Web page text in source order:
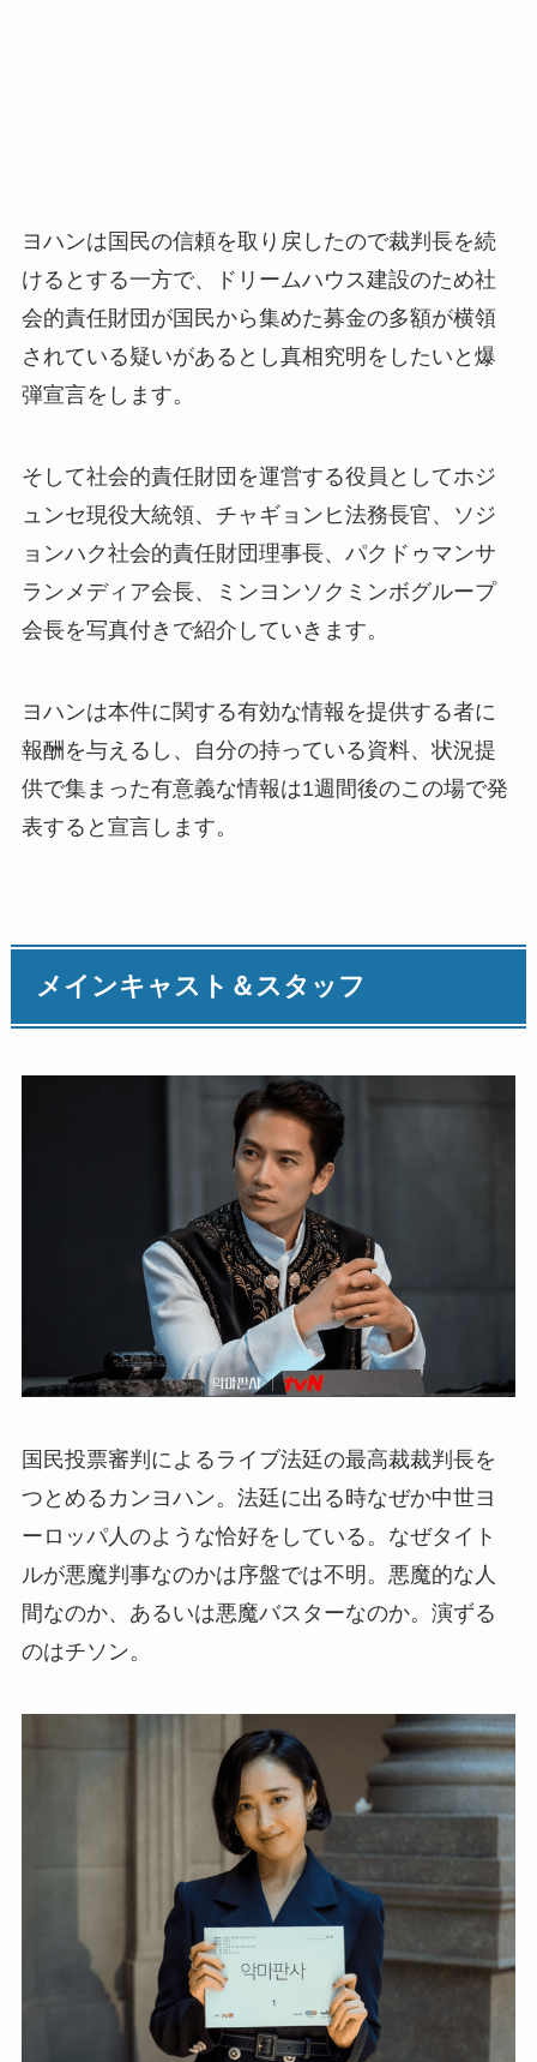
ヨハンは国民の信頼を取り戻したので裁判長を続
けるとする一方で、ドリームハウス建設のため社
会的責任財団が国民から集めた募金の多額が横領
されている疑いがあるとし真相究明をしたいと爆
弾宣言をします。
そして社会的責任財団を運営する役員としてホジ
ュンセ現役大統領、チャギョンヒ法務長官、ソジ
ョンハク社会的責任財団理事長、パクドゥマンサ
ランメディア会長、ミンヨンソクミンボグループ
会長を写真付きで紹介していきます。
ヨハンは本件に関する有効な情報を提供する者に
報酬を与えるし、自分の持っている資料、状況提
供で集まった有意義な情報は1週間後のこの場で発
表すると宣言します。
メインキャスト＆スタッフ
国民投票審判によるライブ法廷の最高裁裁判長を
つとめるカンヨハン。法廷に出る時なぜか中世ヨ
ーロッパ人のような恰好をしている。なぜタイト
ルが悪魔判事なのかは序盤では不明。悪魔的な人
間なのか、あるいは悪魔バスターなのか。演ずる
のはチソン。